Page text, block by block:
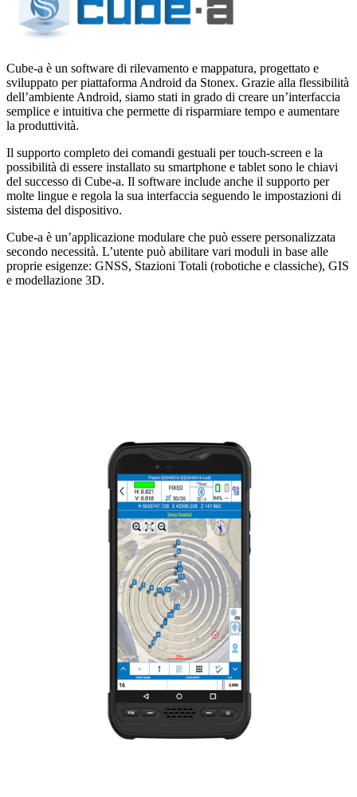
Cube-a è un software di rilevamento e mappatura, progettato e
sviluppato per piattaforma Android da Stonex. Grazie alla flessibilità
dell’ambiente Android, siamo stati in grado di creare un’interfaccia
semplice e intuitiva che permette di risparmiare tempo e aumentare
la produttività.
Il supporto completo dei comandi gestuali per touch-screen e la
possibilità di essere installato su smartphone e tablet sono le chiavi
del successo di Cube-a. Il software include anche il supporto per
molte lingue e regola la sua interfaccia seguendo le impostazioni di
sistema del dispositivo.
Cube-a è un’applicazione modulare che può essere personalizzata
secondo necessità. L’utente può abilitare vari moduli in base alle
proprie esigenze: GNSS, Stazioni Totali (robotiche e classiche), GIS
e modellazione 3D.